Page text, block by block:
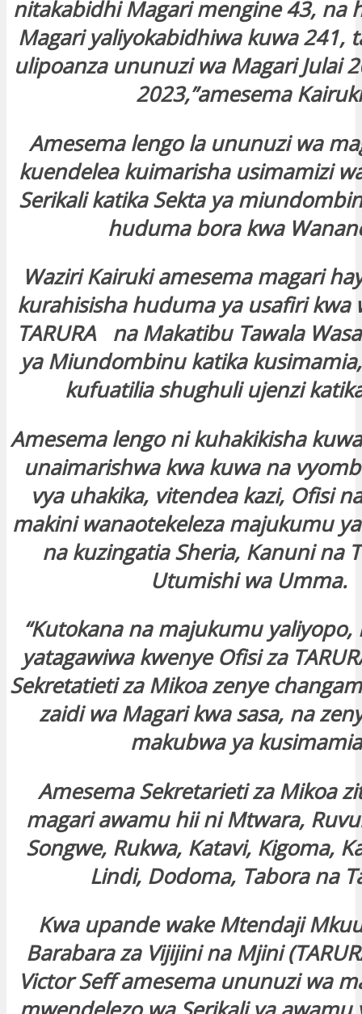
nitakabidhi Magari mengine 43, na
Magari yaliyokabidhiwa kuwa 241,
ulipoanza ununuzi wa Magari Julai
2023,”amesema Kairuki
Amesema lengo la ununuzi wa
kuendelea kuimarisha usimamizi
Serikali katika Sekta ya
huduma bora kwa
Waziri Kairuki amesema magari
kurahisisha huduma ya usafiri kwa
TARURA na Makatibu Tawala
ya Miundombinu katika
kufuatilia shughuli ujenzi
Amesema lengo ni kuhakikisha
unaimarishwa kwa kuwa na
vya uhakika, vitendea kazi, Ofisi
makini wanaotekeleza majukumu
na kuzingatia Sheria, Kanuni na
Utumishi wa Umma.
“Kutokana na majukumu yaliyopo,
yatagawiwa kwenye Ofisi za
Sekretatieti za Mikoa zenye
zaidi wa Magari kwa sasa, na
makubwa ya
Amesema Sekretarieti za Mikoa
magari awamu hii ni Mtwara,
Songwe, Rukwa, Katavi, Kigoma,
Lindi, Dodoma, Tabora na
Kwa upande wake Mtendaji
Barabara za Vijijini na Mjini
Victor Seff amesema ununuzi wa